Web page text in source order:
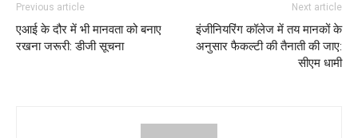
Previous article
एआई के दौर में भी मानवता को बनाए
रखना जरूरी: डीजी सूचना
Next article
इंजीनियरिंग कॉलेज में तय मानकों के
अनुसार फैकल्टी की तैनाती की जाए:
सीएम धामी